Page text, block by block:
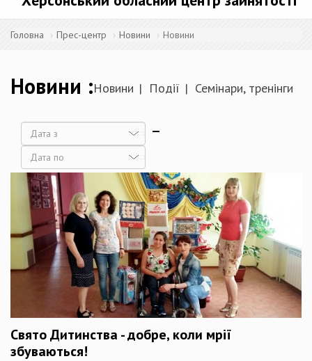
Головна Прес-центр Новини Новини
Новини Новини Події Семінари, тренінги
Дата
Дата
Свято Дитинства - добре, коли мрії
збуваються!